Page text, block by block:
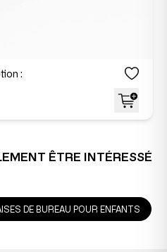
:
ÊTRE INTÉRESSÉ
DE BUREAU POUR ENFANTS